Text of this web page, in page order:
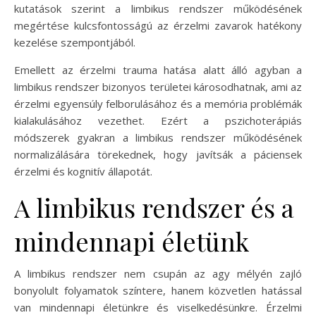
kutatások szerint a limbikus rendszer működésének
megértése kulcsfontosságú az érzelmi zavarok hatékony
kezelése szempontjából.
Emellett az érzelmi trauma hatása alatt álló agyban a
limbikus rendszer bizonyos területei károsodhatnak, ami az
érzelmi egyensúly felborulásához és a memória problémák
kialakulásához vezethet. Ezért a pszichoterápiás
módszerek gyakran a limbikus rendszer működésének
normalizálására törekednek, hogy javítsák a páciensek
érzelmi és kognitív állapotát.
A limbikus rendszer és a
mindennapi életünk
A limbikus rendszer nem csupán az agy mélyén zajló
bonyolult folyamatok színtere, hanem közvetlen hatással
van mindennapi életünkre és viselkedésünkre. Érzelmi